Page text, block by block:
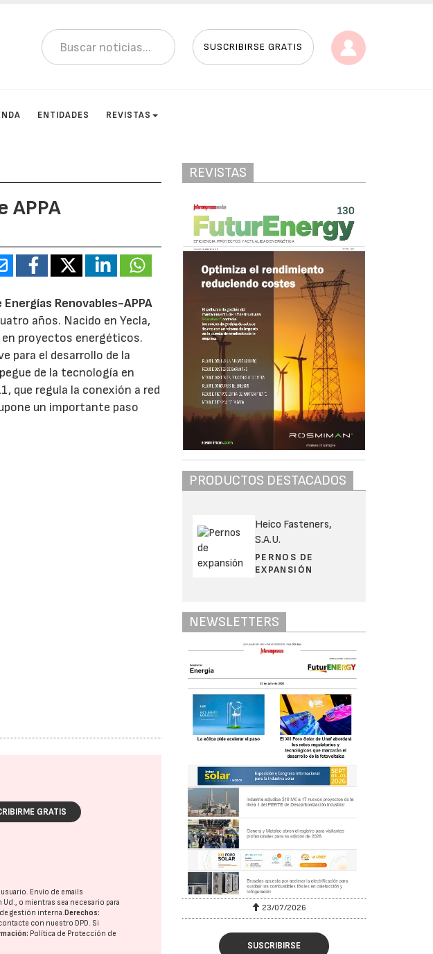
SUSCRIBIRSE GRATIS
ENTIDADES REVISTAS
APPA
Renovables-APPA
años. Nacido en Yecla,
en proyectos energéticos.
para el desarrollo de la
de la tecnología en
que regula la conexión a red
un importante paso
GRATIS
Envío de emails
o mientras sea necesario para
gestión interna.Derechos:
con nuestro DPD. Si
Política de Protección de
REVISTAS
PRODUCTOS DESTACADOS
Heico Fasteners,
S.A.U.
PERNOS DE
EXPANSIÓN
NEWSLETTERS
30/07/2026 23/07/2026
SUSCRIBIRSE